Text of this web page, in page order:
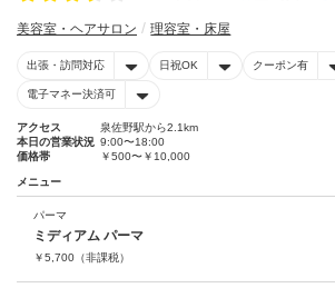
美容室・ヘアサロン 理容室・床屋
出張・訪問対応 日祝OK クーポン有
電子マネー決済可
アクセス
泉佐野駅から2.1km
本日の営業状況 9:00〜18:00
価格帯
￥500〜￥10,000
メニュー
パーマ
ミディアム パーマ
￥5,700 （非課税）